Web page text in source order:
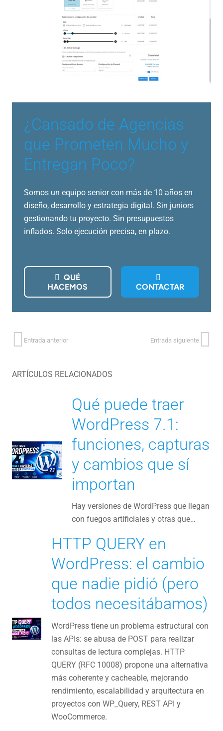
¿Cansado de Agencias
que Prometen Mucho y
Entregan Poco?
Somos un equipo senior con más de 10 años en
diseño, desarrollo y estrategia digital. Sin juniors
gestionando tu proyecto. Sin presupuestos
inflados. Solo ejecución precisa, en plazo.
QUÉ
HACEMOS
CONTACTAR
Entrada anterior Entrada siguiente
ARTÍCULOS RELACIONADOS
Qué puede traer
WordPress 7.1:
funciones, capturas
y cambios que sí
importan
Hay versiones de WordPress que llegan
con fuegos artificiales y otras que…
HTTP QUERY en
WordPress: el cambio
que nadie pidió (pero
todos necesitábamos)
WordPress tiene un problema estructural con
las APIs: se abusa de POST para realizar
consultas de lectura complejas. HTTP
QUERY (RFC 10008) propone una alternativa
más coherente y cacheable, mejorando
rendimiento, escalabilidad y arquitectura en
proyectos con WP_Query, REST API y
WooCommerce.